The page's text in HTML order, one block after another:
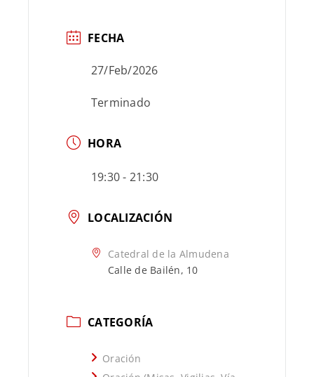
FECHA
27/Feb/2026
Terminado
HORA
19:30 - 21:30
LOCALIZACIÓN
Catedral de la Almudena
Calle de Bailén, 10
CATEGORÍA
Oración